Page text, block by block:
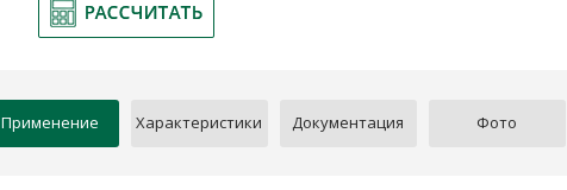
Применение Характеристики Документация Фото